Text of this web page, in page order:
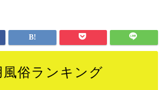
風俗ランキング